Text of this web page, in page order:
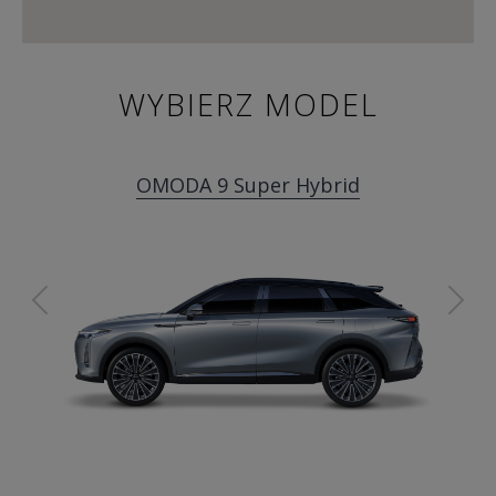
WYBIERZ MODEL
OMODA 9 Super Hybrid
Previous